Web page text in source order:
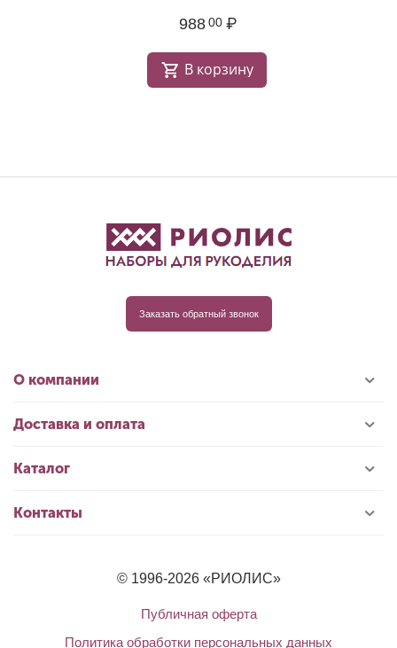
988 00 ₽
В корзину
Заказать обратный звонок
О компании
Доставка и оплата
Каталог
Контакты
© 1996-2026 «РИОЛИС»
Публичная оферта
Политика обработки персональных данных